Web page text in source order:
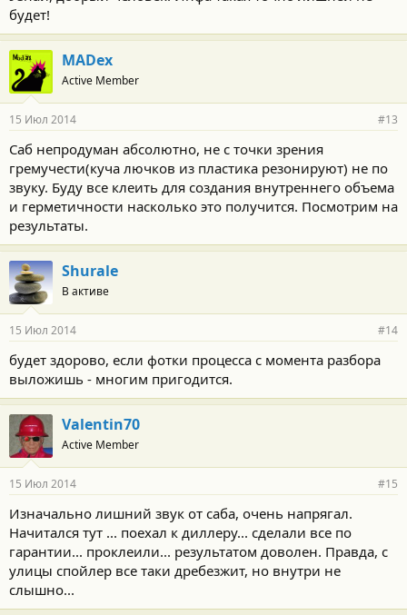
будет!
MADex
Active Member
15 Июл 2014 #13
Саб непродуман абсолютно, не с точки зрения
гремучести(куча лючков из пластика резонируют) не по
звуку. Буду все клеить для создания внутреннего объема
и герметичности насколько это получится. Посмотрим на
результаты.
Shurale
В активе
15 Июл 2014 #14
будет здорово, если фотки процесса с момента разбора
выложишь - многим пригодится.
Valentin70
Active Member
15 Июл 2014 #15
Изначально лишний звук от саба, очень напрягал.
Начитался тут ... поехал к диллеру... сделали все по
гарантии... проклеили... результатом доволен. Правда, с
улицы спойлер все таки дребезжит, но внутри не
слышно...